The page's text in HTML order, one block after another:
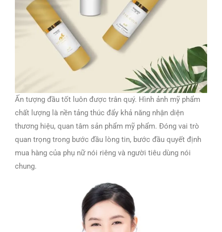
Ấn tượng đầu tốt luôn được trân quý. Hình ảnh mỹ phẩm
chất lượng là nền tảng thúc đẩy khả năng nhận diện
thương hiệu, quan tâm sản phẩm mỹ phẩm. Đóng vai trò
quan trọng trong bước đầu lòng tin, bước đầu quyết định
mua hàng của phụ nữ nói riêng và người tiêu dùng nói
chung.